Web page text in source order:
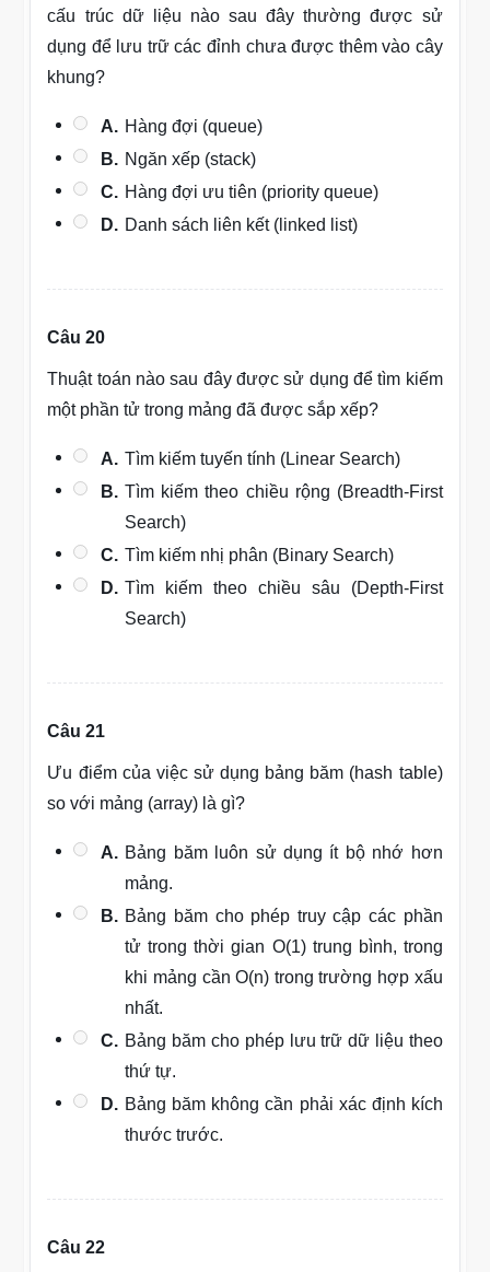
cấu trúc dữ liệu nào sau đây thường được sử
dụng để lưu trữ các đỉnh chưa được thêm vào cây
khung?
A. Hàng đợi (queue)
B. Ngăn xếp (stack)
C. Hàng đợi ưu tiên (priority queue)
D. Danh sách liên kết (linked list)
Câu 20
Thuật toán nào sau đây được sử dụng để tìm kiếm
một phần tử trong mảng đã được sắp xếp?
A. Tìm kiếm tuyến tính (Linear Search)
B. Tìm kiếm theo chiều rộng (Breadth-First
Search)
C. Tìm kiếm nhị phân (Binary Search)
D. Tìm kiếm theo chiều sâu (Depth-First
Search)
Câu 21
Ưu điểm của việc sử dụng bảng băm (hash table)
so với mảng (array) là gì?
A. Bảng băm luôn sử dụng ít bộ nhớ hơn
mảng.
B. Bảng băm cho phép truy cập các phần
tử trong thời gian O(1) trung bình, trong
khi mảng cần O(n) trong trường hợp xấu
nhất.
C. Bảng băm cho phép lưu trữ dữ liệu theo
thứ tự.
D. Bảng băm không cần phải xác định kích
thước trước.
Câu 22